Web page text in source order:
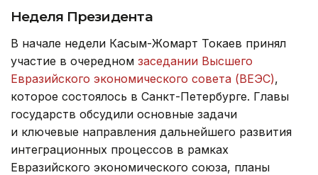
Неделя Президента
В начале недели Касым-Жомарт Токаев принял
участие в очередном заседании Высшего
Евразийского экономического совета (ВЕЭС),
которое состоялось в Санкт-Петербурге. Главы
государств обсудили основные задачи
и ключевые направления дальнейшего развития
интеграционных процессов в рамках
Евразийского экономического союза, планы